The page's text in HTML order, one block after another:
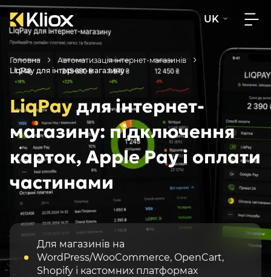
UK
Головна
Автоматизація інтернет-магазинів
LiqPay для інтернет-магазину
LiqPayдля інтернет-
магазину: підключення
карток, Apple Pay і оплати
частинами
Для магазинів на
WordPress/WooCommerce, OpenCart,
Shopify і кастомних платформах